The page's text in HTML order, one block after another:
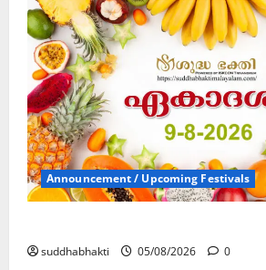
Announcement / Upcoming Festivals
suddhabhakti 05/08/2026 0